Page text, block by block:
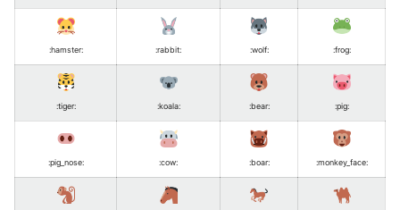
:hamster: :rabbit: :wolf: :frog:
:tiger: :koala: :bear: :pig:
:pig_nose: :cow: :boar: :monkey_face: